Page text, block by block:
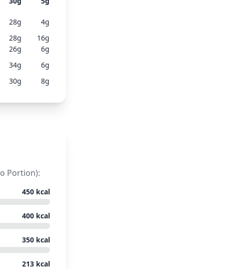
28g 4g
28g 16g
26g 6g
34g 6g
30g 8g
Portion):
450 kcal
400 kcal
350 kcal
213 kcal